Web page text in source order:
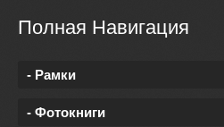
Полная Навигация
- Рамки
- Фотокниги